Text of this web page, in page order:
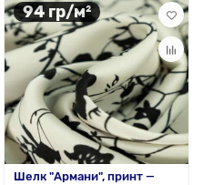
94 гр/м²
Шелк "Армани", принт —